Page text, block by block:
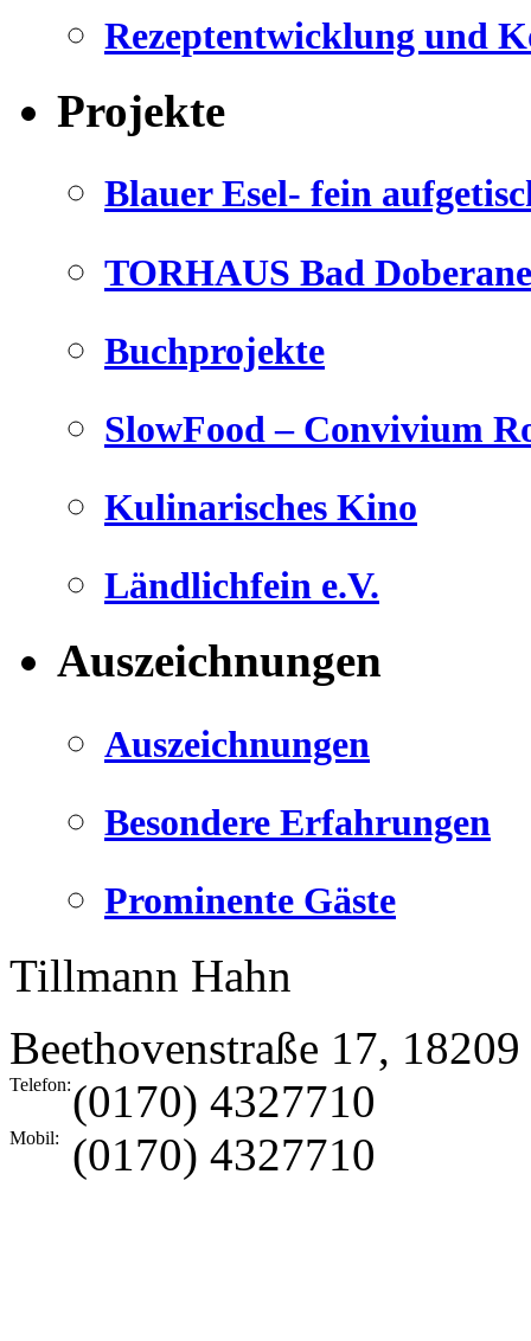
Rezeptentwicklung und
Projekte
Blauer Esel- fein
TORHAUS Bad
Buchprojekte
SlowFood – Convivium
Kulinarisches Kino
Ländlichfein e.V.
Auszeichnungen
Auszeichnungen
Besondere Erfahrungen
Prominente Gäste
Tillmann Hahn
Beethovenstraße 17, 18209
Telefon:(0170) 4327710
Mobil: (0170) 4327710